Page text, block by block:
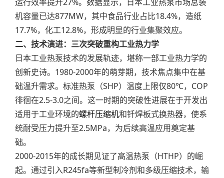
机容量已达877MW，其中食品行业占比18.4%，造纸
17.7%，化工12.8%，形成明显的行业集聚效应。
二、技术演进：三次突破重构工业热力学
日本工业热泵技术的发展轨迹，堪称一部工业热力学的
创新史诗。1980-2000年的萌芽期，技术焦点集中在基
础温升需求。标准热泵（SHP）温度上限仅80℃，COP
徘徊在2.5-3.0之间。这一时期的突破性进展在于开发出
适用于工业环境的螺杆压缩机和钎焊板式换热器，使系
统耐受压力提升至2.5MPa，为后续高温应用奠定基
础。
2000-2015年的成长期见证了高温热泵（HTHP）的崛
起。通过引入R245fa等新型制冷剂和多级压缩技术，输